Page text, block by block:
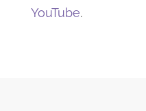
YouTube.